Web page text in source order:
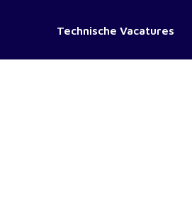
Technische Vacatures